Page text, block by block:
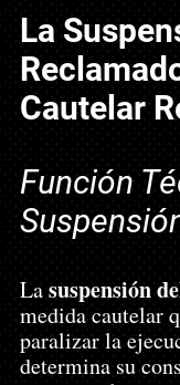
La
Cautelar
Función
La suspensión
medida cautelar
paralizar la
determina su